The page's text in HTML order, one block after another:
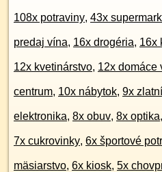
108x potraviny, 43x
predaj vína, 16x drogéria, 16x
12x kvetinárstvo, 12x domáce
centrum, 10x nábytok, 9x
elektronika, 8x obuv, 8x optika,
7x cukrovinky, 6x športové
mäsiarstvo, 6x kiosk, 5x